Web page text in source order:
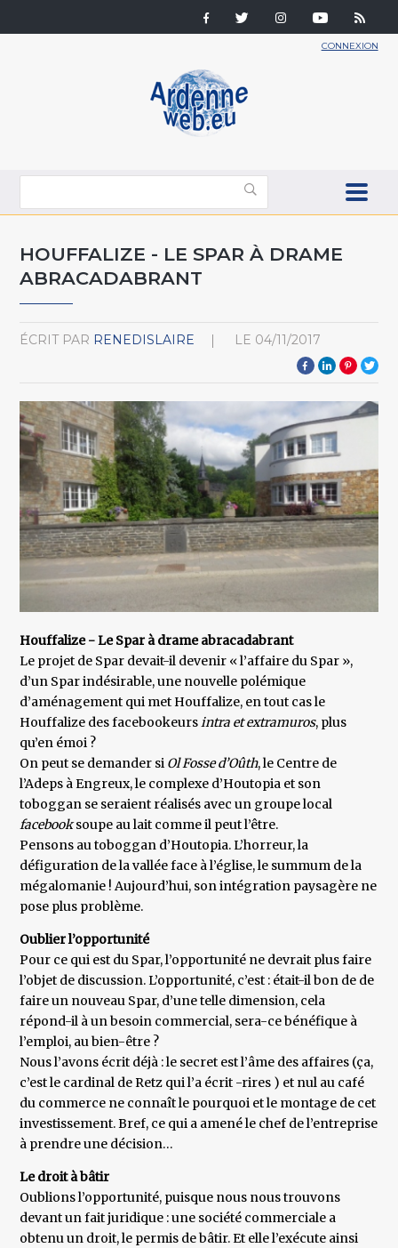
CONNEXION
HOUFFALIZE - LE SPAR À DRAME
ABRACADABRANT
ÉCRIT PAR RENEDISLAIRE LE 04/11/2017
Houffalize - Le Spar à drame abracadabrant
Le projet de Spar devait-il devenir « l’affaire du Spar »,
d’un Spar indésirable, une nouvelle polémique
d’aménagement qui met Houffalize, en tout cas le
Houffalize des facebookeursintra et extramuros, plus
qu’en émoi ?
On peut se demander si Ol Fosse d’Oûth, le Centre de
l’Adeps à Engreux, le complexe d’Houtopia et son
toboggan se seraient réalisés avec un groupe local
facebooksoupe au lait comme il peut l’être.
Pensons au toboggan d’Houtopia. L’horreur, la
défiguration de la vallée face à l’église, le summum de la
mégalomanie ! Aujourd’hui, son intégration paysagère ne
pose plus problème.
Oublier l’opportunité
Pour ce qui est du Spar, l’opportunité ne devrait plus faire
l’objet de discussion. L’opportunité, c’est : était-il bon de de
faire un nouveau Spar, d’une telle dimension, cela
répond-il à un besoin commercial, sera-ce bénéfique à
l’emploi, au bien-être ?
Nous l’avons écrit déjà : le secret est l’âme des affaires (ça,
c’est le cardinal de Retz qui l’a écrit -rires ) et nul au café
du commerce ne connaît le pourquoi et le montage de cet
investissement. Bref, ce qui a amené le chef de l’entreprise
à prendre une décision…
Le droit à bâtir
Oublions l’opportunité, puisque nous nous trouvons
devant un fait juridique : une société commerciale a
obtenu un droit, le permis de bâtir. Et elle l’exécute ainsi